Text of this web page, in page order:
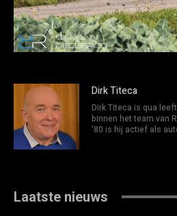
Dirk Titeca
Dirk Titeca is qua
binnen het team van
'80 is hij actief als
Laatste nieuws